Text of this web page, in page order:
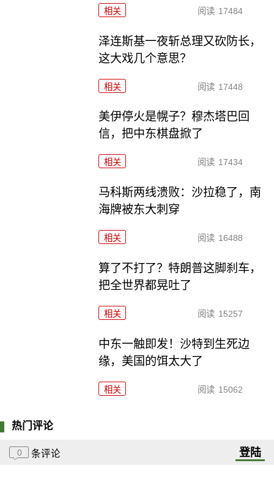
相关 阅读 17484
泽连斯基一夜斩总理又砍防长，
这大戏几个意思？
相关 阅读 17448
美伊停火是幌子？穆杰塔巴回
信，把中东棋盘掀了
相关 阅读 17434
马科斯两线溃败：沙拉稳了，南
海牌被东大刺穿
相关 阅读 16488
算了不打了？特朗普这脚刹车，
把全世界都晃吐了
相关 阅读 15257
中东一触即发！沙特到生死边
缘，美国的饵太大了
相关 阅读 15062
热门评论
0 条评论 登陆